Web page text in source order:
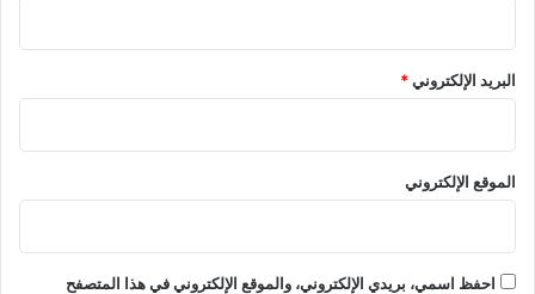
البريد الإلكتروني*
الموقع الإلكتروني
احفظ اسمي، بريدي الإلكتروني، والموقع الإلكتروني في هذا المتصفح